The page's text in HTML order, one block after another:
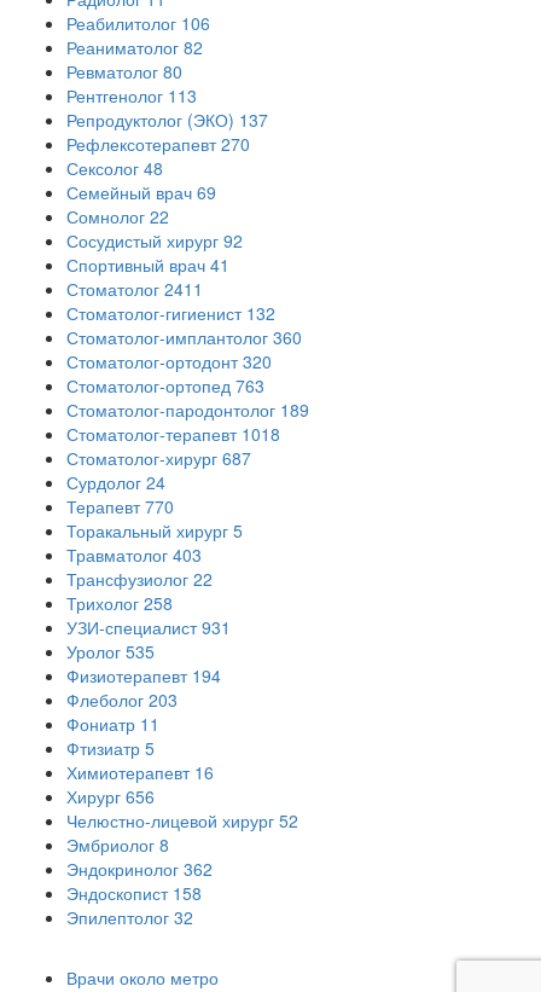
Реабилитолог 106
Реаниматолог 82
Ревматолог 80
Рентгенолог 113
Репродуктолог (ЭКО) 137
Рефлексотерапевт 270
Сексолог 48
Семейный врач 69
Сомнолог 22
Сосудистый хирург 92
Спортивный врач 41
Стоматолог 2411
Стоматолог-гигиенист 132
Стоматолог-имплантолог 360
Стоматолог-ортодонт 320
Стоматолог-ортопед 763
Стоматолог-пародонтолог 189
Стоматолог-терапевт 1018
Стоматолог-хирург 687
Сурдолог 24
Терапевт 770
Торакальный хирург 5
Травматолог 403
Трансфузиолог 22
Трихолог 258
УЗИ-специалист 931
Уролог 535
Физиотерапевт 194
Флеболог 203
Фониатр 11
Фтизиатр 5
Химиотерапевт 16
Хирург 656
Челюстно-лицевой хирург 52
Эмбриолог 8
Эндокринолог 362
Эндоскопист 158
Эпилептолог 32
Врачи около метро